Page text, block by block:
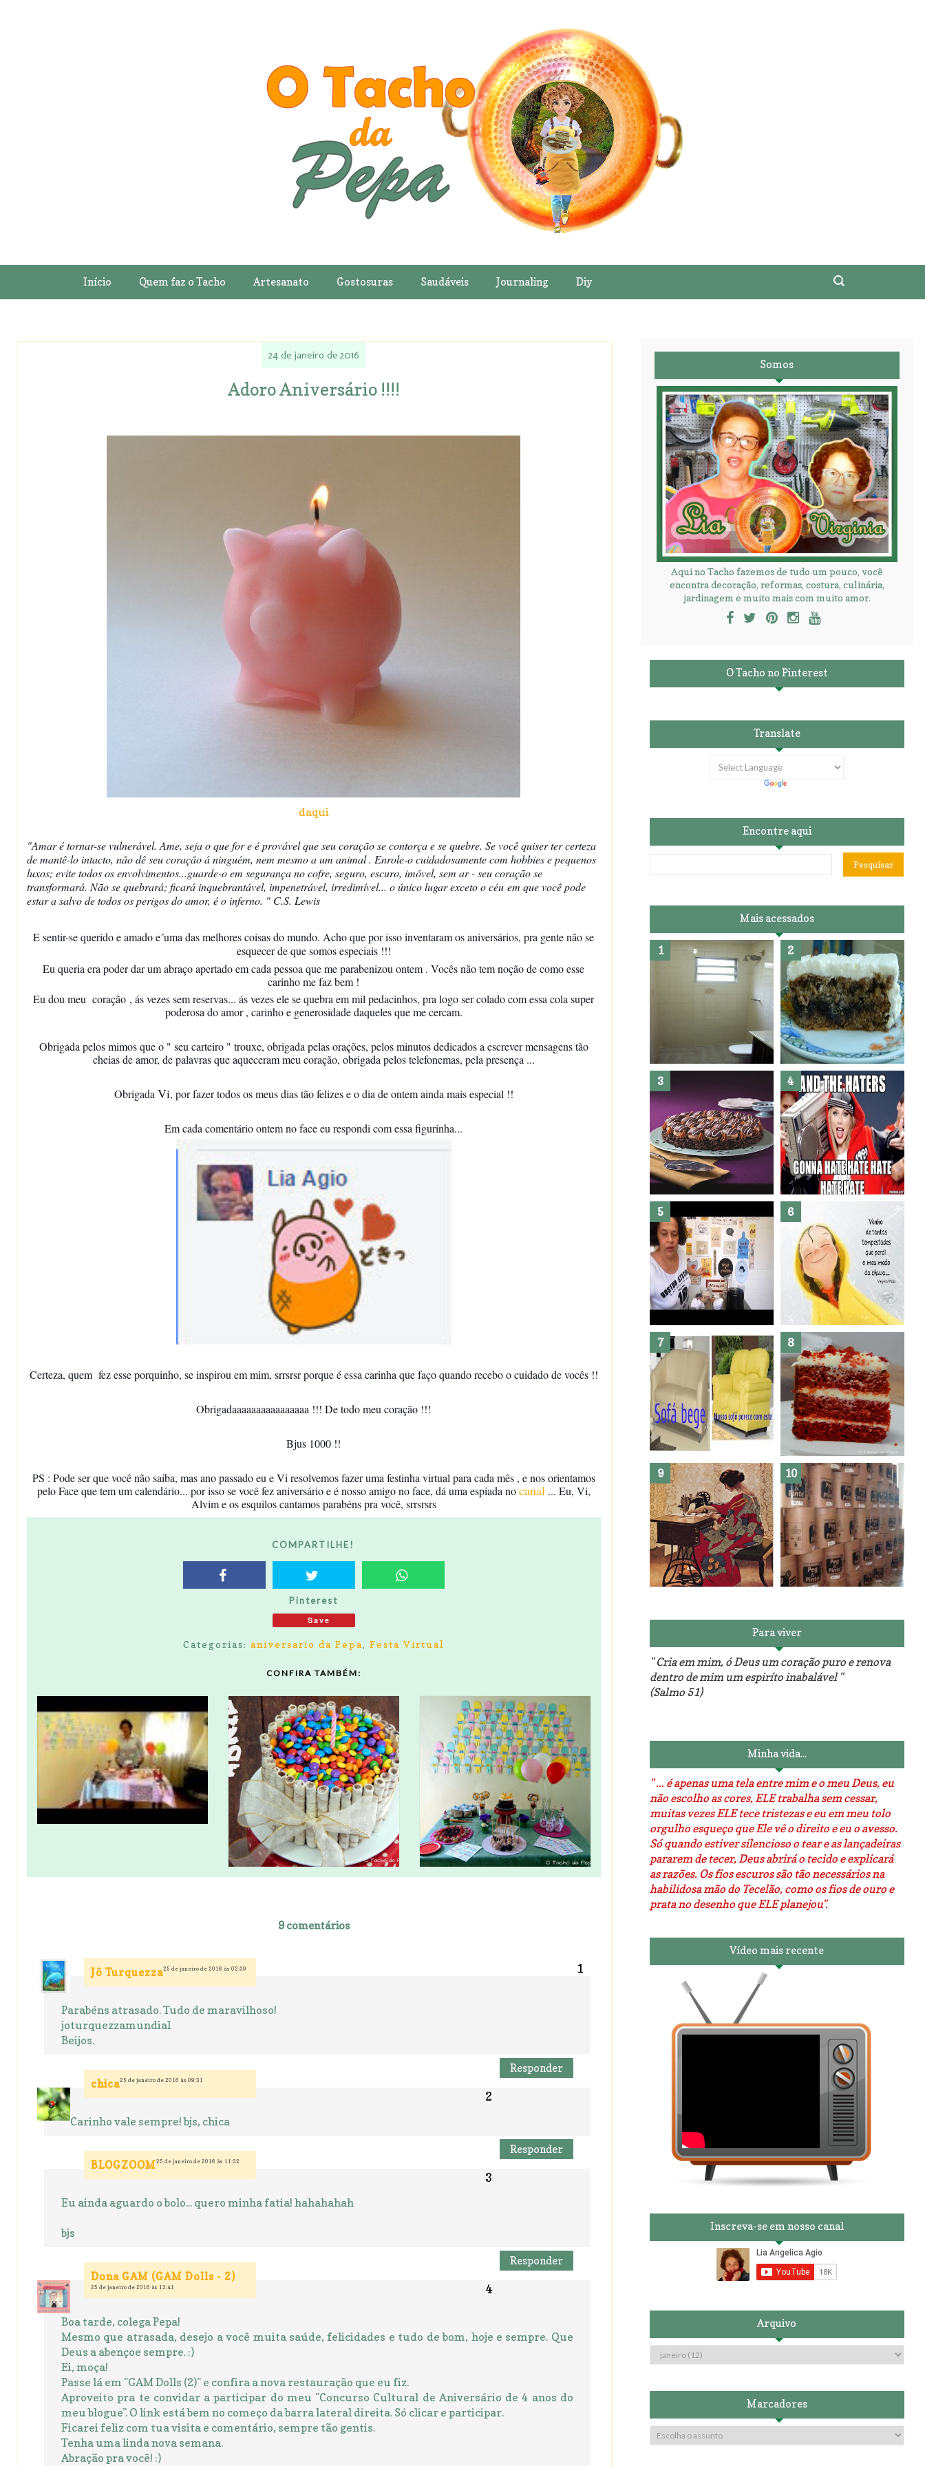
Início Quem faz o Tacho Artesanato Gostosuras Saudáveis Journaling Diy
24 de janeiro de 2016
Adoro Aniversário !!!!
daqui
"Amar é tornar-se vulnerável. Ame, seja o que for e é provável que seu coração se contorça e se quebre. Se você quiser ter certeza
de mantê-lo intacto, não dê seu coração á ninguém, nem mesmo a um animal . Enrole-o cuidadosamente com hobbies e pequenos
luxos; evite todos os envolvimentos...guarde-o em segurança no cofre, seguro, escuro, imóvel, sem ar - seu coração se
transformará. Não se quebrará; ficará inquebrantável, impenetrável, irredimível... o único lugar exceto o céu em que você pode
estar a salvo de todos os perigos do amor, é o inferno. " C.S. Lewis
E sentir-se querido e amado e´uma das melhores coisas do mundo. Acho que por isso inventaram os aniversários, pra gente não se
esquecer de que somos especiais !!!
Eu queria era poder dar um abraço apertado em cada pessoa que me parabenizou ontem . Vocês não tem noção de como esse
carinho me faz bem !
Eu dou meu coração , ás vezes sem reservas... ás vezes ele se quebra em mil pedacinhos, pra logo ser colado com essa cola super
poderosa do amor , carinho e generosidade daqueles que me cercam.
Obrigada pelos mimos que o " seu carteiro " trouxe, obrigada pelas orações, pelos minutos dedicados a escrever mensagens tão
cheias de amor, de palavras que aqueceram meu coração, obrigada pelos telefonemas, pela presença ...
Obrigada Vi, por fazer todos os meus dias tão felizes e o dia de ontem ainda mais especial !!
Em cada comentário ontem no face eu respondi com essa figurinha...
Certeza, quem fez esse porquinho, se inspirou em mim, srrsrsr porque é essa carinha que faço quando recebo o cuidado de vocês !!
Obrigadaaaaaaaaaaaaaaaa !!! De todo meu coração !!!
Bjus 1000 !!
PS : Pode ser que você não saiba, mas ano passado eu e Vi resolvemos fazer uma festinha virtual para cada mês , e nos orientamos
pelo Face que tem um calendário... por isso se você fez aniversário e é nosso amigo no face, dá uma espiada nocanal ... Eu, Vi,
Alvim e os esquilos cantamos parabéns pra você, srrsrsrs
COMPARTILHE!
Pinterest
Save
Categorias: aniversario da Pepa, Festa Virtual
CONFIRA TAMBÉM:
9 comentários
Jô Turquezza25 de janeiro de 2016 às 02:39
Parabéns atrasado. Tudo de maravilhoso!
joturquezzamundial
Beijos.
Responder
chica25 de janeiro de 2016 às 09:31
Carinho vale sempre! bjs, chica
Responder
BLOGZOOM25 de janeiro de 2016 às 11:32
Eu ainda aguardo o bolo... quero minha fatia! hahahahah
bjs
Responder
Dona GAM (GAM Dolls - 2)
25 de janeiro de 2016 às 13:41
Boa tarde, colega Pepa!
Mesmo que atrasada, desejo a você muita saúde, felicidades e tudo de bom, hoje e sempre. Que
Deus a abençoe sempre. :)
Ei, moça!
Passe lá em "GAM Dolls (2)" e confira a nova restauração que eu fiz.
Aproveito pra te convidar a participar do meu "Concurso Cultural de Aniversário de 4 anos do
meu blogue". O link está bem no começo da barra lateral direita. Só clicar e participar.
Ficarei feliz com tua visita e comentário, sempre tão gentis.
Tenha uma linda nova semana.
Abração pra você! :)
Somos
Aqui no Tacho fazemos de tudo um pouco, você
encontra decoração, reformas, costura, culinária,
jardinagem e muito mais com muito amor.
O Tacho no Pinterest
Translate
Encontre aqui
Mais acessados
Banheiro novo por menos de
R$300,00 ?? E sem quebra
quebra ??( Editado)
Posso congelar bolo ??
Dez bolos pra fazer antes de
morrer !
Haters, como surgiram?
Como fazer leites vegetais ? O medo que habita em nós.
Reforma do sofá, agora é
em patchwork!
The Red Velvet !!! O Perfeito
Para viver
" Cria em mim, ó Deus um coração puro e renova
dentro de mim um espiríto inabalável "
(Salmo 51)
Minha vida...
" ... é apenas uma tela entre mim e o meu Deus, eu
não escolho as cores, ELE trabalha sem cessar,
muitas vezes ELE tece tristezas e eu em meu tolo
orgulho esqueço que Ele vê o direito e eu o avesso.
Só quando estiver silencioso o tear e as lançadeiras
pararem de tecer, Deus abrirá o tecido e explicará
as razões. Os fios escuros são tão necessários na
habilidosa mão do Tecelão, como os fios de ouro e
prata no desenho que ELE planejou".
Vídeo mais recente
Inscreva-se em nosso canal
Arquivo
Marcadores